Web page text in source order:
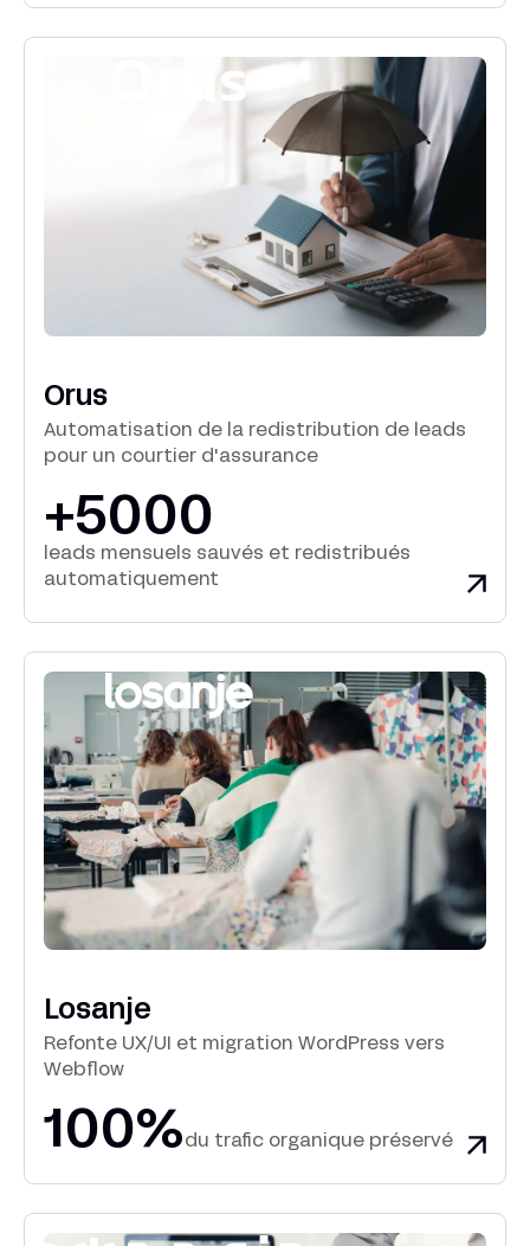
Orus
Automatisation de la redistribution de leads
pour un courtier d'assurance
+5000
leads mensuels sauvés et redistribués
automatiquement
Losanje
Refonte UX/UI et migration WordPress vers
Webflow
100% du trafic organique préservé